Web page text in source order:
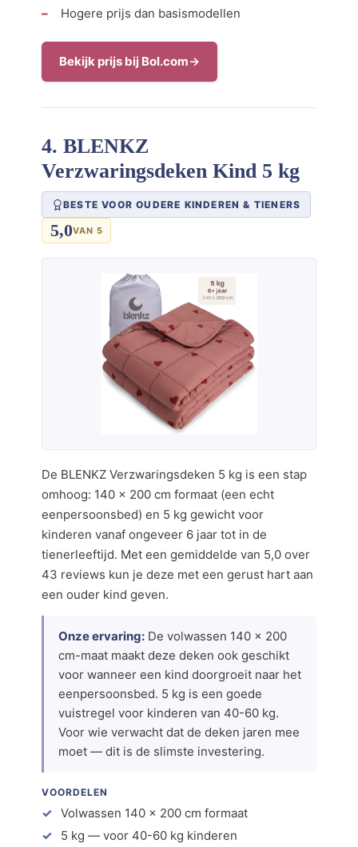
Hogere prijs dan basismodellen
Bekijk prijs bij Bol.com
4. BLENKZ
Verzwaringsdeken Kind 5 kg
BESTE VOOR OUDERE KINDEREN & TIENERS
5,0VAN 5
De BLENKZ Verzwaringsdeken 5 kg is een stap
omhoog: 140 × 200 cm formaat (een echt
eenpersoonsbed) en 5 kg gewicht voor
kinderen vanaf ongeveer 6 jaar tot in de
tienerleeftijd. Met een gemiddelde van 5,0 over
43 reviews kun je deze met een gerust hart aan
een ouder kind geven.
Onze ervaring: De volwassen 140 × 200
cm-maat maakt deze deken ook geschikt
voor wanneer een kind doorgroeit naar het
eenpersoonsbed. 5 kg is een goede
vuistregel voor kinderen van 40-60 kg.
Voor wie verwacht dat de deken jaren mee
moet — dit is de slimste investering.
VOORDELEN
Volwassen 140 × 200 cm formaat
5 kg — voor 40-60 kg kinderen